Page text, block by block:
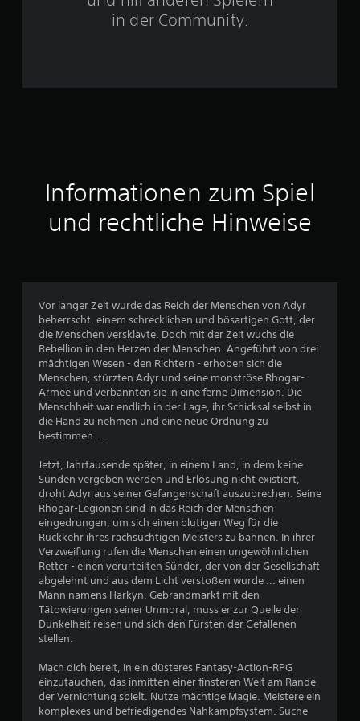
u
s
0
5
5
6
e
w
e
r
t
u
g
e
in der Community.
Informationen zum Spiel
und rechtliche Hinweise
Vor langer Zeit wurde das Reich der Menschen von Adyr
beherrscht, einem schrecklichen und bösartigen Gott, der
die Menschen versklavte. Doch mit der Zeit wuchs die
Rebellion in den Herzen der Menschen. Angeführt von drei
mächtigen Wesen - den Richtern - erhoben sich die
Menschen, stürzten Adyr und seine monströse Rhogar-
Armee und verbannten sie in eine ferne Dimension. Die
Menschheit war endlich in der Lage, ihr Schicksal selbst in
die Hand zu nehmen und eine neue Ordnung zu
bestimmen ...
Jetzt, Jahrtausende später, in einem Land, in dem keine
Sünden vergeben werden und Erlösung nicht existiert,
droht Adyr aus seiner Gefangenschaft auszubrechen. Seine
Rhogar-Legionen sind in das Reich der Menschen
eingedrungen, um sich einen blutigen Weg für die
Rückkehr ihres rachsüchtigen Meisters zu bahnen. In ihrer
Verzweiflung rufen die Menschen einen ungewöhnlichen
Retter - einen verurteilten Sünder, der von der Gesellschaft
abgelehnt und aus dem Licht verstoßen wurde ... einen
Mann namens Harkyn. Gebrandmarkt mit den
Tätowierungen seiner Unmoral, muss er zur Quelle der
Dunkelheit reisen und sich den Fürsten der Gefallenen
stellen.
Mach dich bereit, in ein düsteres Fantasy-Action-RPG
einzutauchen, das inmitten einer finsteren Welt am Rande
der Vernichtung spielt. Nutze mächtige Magie. Meistere ein
komplexes und befriedigendes Nahkampfsystem. Suche